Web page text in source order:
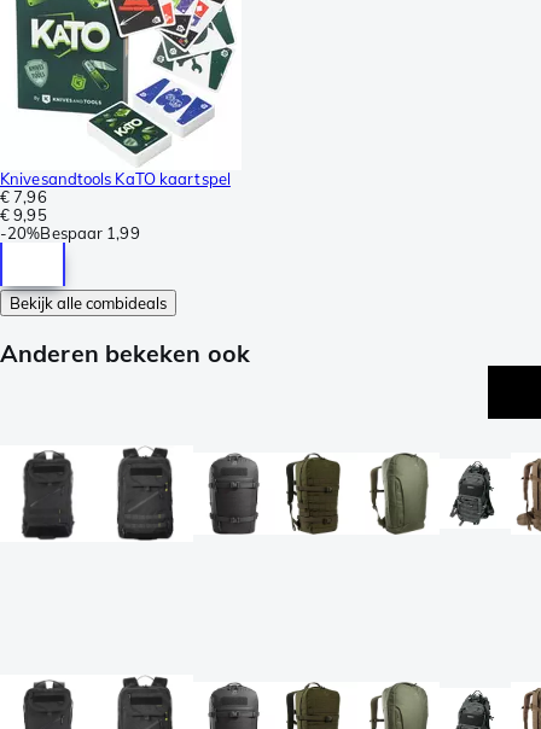
Knivesandtools KaTO kaartspel
€ 7,96
€ 9,95
-20%Bespaar 1,99
Bekijk alle combideals
Anderen bekeken ook